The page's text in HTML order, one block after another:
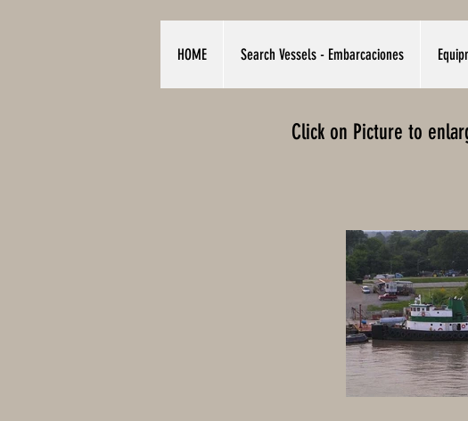
HOME Search Vessels - Embarcaciones
Click on Picture to